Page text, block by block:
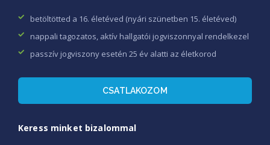
betöltötted a 16. életéved (nyári szünetben 15. életéved)
nappali tagozatos, aktív hallgatói jogviszonnyal rendelkezel
passzív jogviszony esetén 25 év alatti az életkorod
CSATLAKOZOM
Keress minket bizalommal